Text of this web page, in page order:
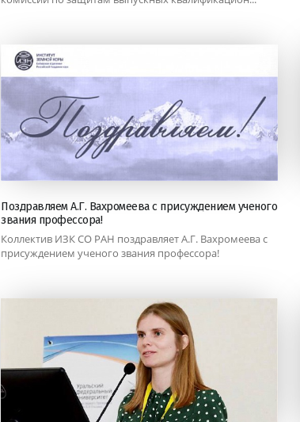
Поздравляем А.Г. Вахромеева с присуждением ученого
звания профессора!
Коллектив ИЗК СО РАН поздравляет А.Г. Вахромеева с
присуждением ученого звания профессора!